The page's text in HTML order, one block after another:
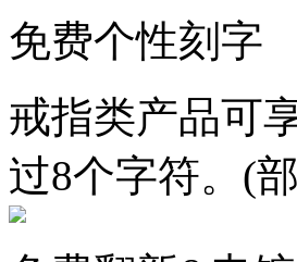
免费个性刻字
戒指类产品可
过8个字符。(